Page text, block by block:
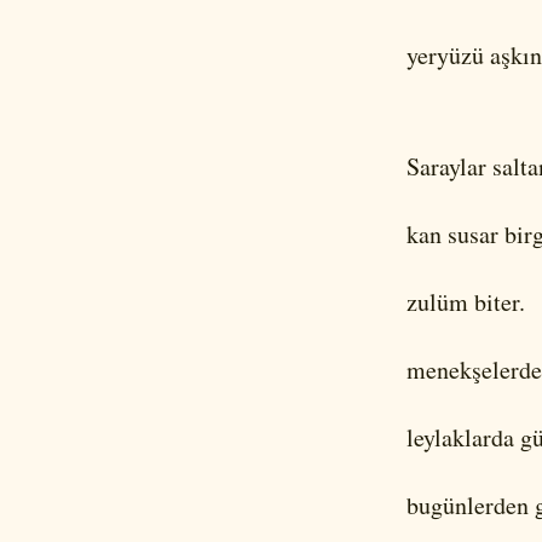
yeryüzü
Saraylar
kan susar
zulüm biter.
leylaklarda
bugünlerden